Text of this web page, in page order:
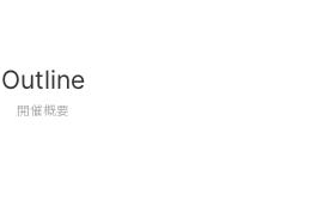
Outline
開催概要